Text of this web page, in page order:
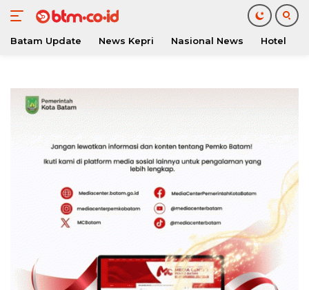
konten
Batam Update News Kepri Nasional News Hotel